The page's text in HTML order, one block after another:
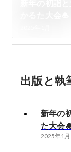
出版と執
新年の
た大会
2025年1月